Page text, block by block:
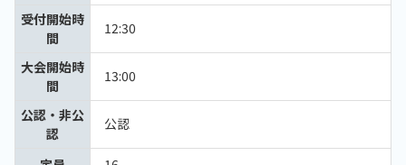
受付開始時
間
12:30
大会開始時
間
13:00
公認・非公
認
公認